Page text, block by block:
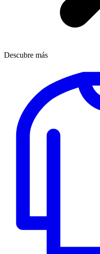
Descubre más